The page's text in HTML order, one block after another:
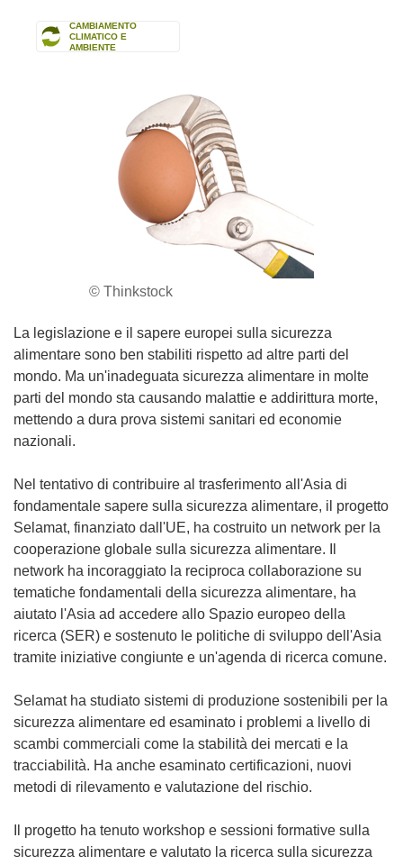
CAMBIAMENTO
CLIMATICO E
AMBIENTE
© Thinkstock
La legislazione e il sapere europei sulla sicurezza
alimentare sono ben stabiliti rispetto ad altre parti del
mondo. Ma un'inadeguata sicurezza alimentare in molte
parti del mondo sta causando malattie e addirittura morte,
mettendo a dura prova sistemi sanitari ed economie
nazionali.
Nel tentativo di contribuire al trasferimento all'Asia di
fondamentale sapere sulla sicurezza alimentare, il progetto
Selamat, finanziato dall'UE, ha costruito un network per la
cooperazione globale sulla sicurezza alimentare. Il
network ha incoraggiato la reciproca collaborazione su
tematiche fondamentali della sicurezza alimentare, ha
aiutato l'Asia ad accedere allo Spazio europeo della
ricerca (SER) e sostenuto le politiche di sviluppo dell'Asia
tramite iniziative congiunte e un'agenda di ricerca comune.
Selamat ha studiato sistemi di produzione sostenibili per la
sicurezza alimentare ed esaminato i problemi a livello di
scambi commerciali come la stabilità dei mercati e la
tracciabilità. Ha anche esaminato certificazioni, nuovi
metodi di rilevamento e valutazione del rischio.
Il progetto ha tenuto workshop e sessioni formative sulla
sicurezza alimentare e valutato la ricerca sulla sicurezza